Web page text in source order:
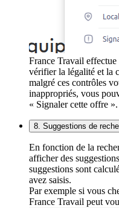
France Travail
vérifier la légalité et la
malgré ces contrôles
inappropriés, vous
« Signaler cette offre ».
8. Suggestions de
En fonction de la
afficher des
suggestions sont
avez saisis.
Par exemple si vous
France Travail peut